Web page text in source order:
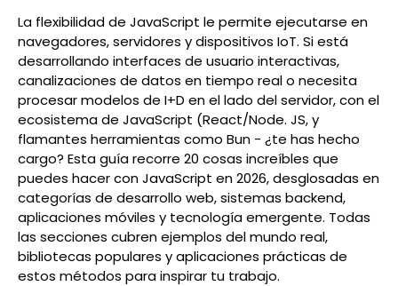
La flexibilidad de JavaScript le permite ejecutarse en
navegadores, servidores y dispositivos IoT. Si está
desarrollando interfaces de usuario interactivas,
canalizaciones de datos en tiempo real o necesita
procesar modelos de I+D en el lado del servidor, con el
ecosistema de JavaScript (React/Node. JS, y
flamantes herramientas como Bun - ¿te has hecho
cargo? Esta guía recorre 20 cosas increíbles que
puedes hacer con JavaScript en 2026, desglosadas en
categorías de desarrollo web, sistemas backend,
aplicaciones móviles y tecnología emergente. Todas
las secciones cubren ejemplos del mundo real,
bibliotecas populares y aplicaciones prácticas de
estos métodos para inspirar tu trabajo.